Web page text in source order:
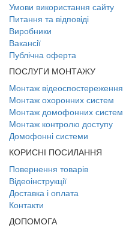
Умови використання сайту
Питання та відповіді
Виробники
Вакансії
Публічна оферта
ПОСЛУГИ МОНТАЖУ
Монтаж відеоспостереження
Монтаж охоронних систем
Монтаж домофонних систем
Монтаж контролю доступу
Домофонні системи
КОРИСНІ ПОСИЛАННЯ
Повернення товарів
Відеоінструкції
Доставка і оплата
Контакти
ДОПОМОГА